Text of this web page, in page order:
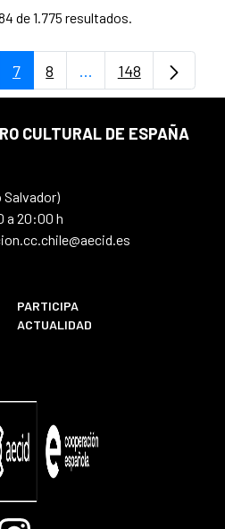
de 1.775 resultados.
intermedias Use TAB para
Página
7 Página
8 ...PáginasPágina
148
CULTURAL DE ESPAÑA
Salvador)
a 20:00 h
PARTICIPA
ACTUALIDAD